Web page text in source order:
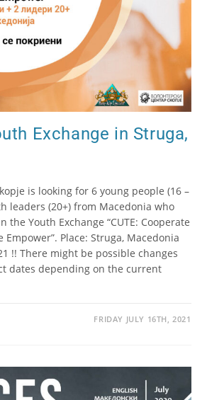
Exchange in Struga,
is looking for 6 young people (16 –
leaders (20+) from Macedonia who
Youth Exchange “CUTE: Cooperate
Place: Struga, Macedonia
!! There might be possible changes
dates depending on the current
FRIDAY JULY 16TH, 2021